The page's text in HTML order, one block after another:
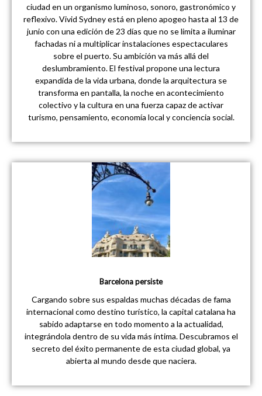
ciudad en un organismo luminoso, sonoro, gastronómico y
reflexivo. Vivid Sydney está en pleno apogeo hasta al 13 de
junio con una edición de 23 días que no se limita a iluminar
fachadas ni a multiplicar instalaciones espectaculares
sobre el puerto. Su ambición va más allá del
deslumbramiento. El festival propone una lectura
expandida de la vida urbana, donde la arquitectura se
transforma en pantalla, la noche en acontecimiento
colectivo y la cultura en una fuerza capaz de activar
turismo, pensamiento, economía local y conciencia social.
Barcelona persiste
Cargando sobre sus espaldas muchas décadas de fama
internacional como destino turístico, la capital catalana ha
sabido adaptarse en todo momento a la actualidad,
integrándola dentro de su vida más íntima. Descubramos el
secreto del éxito permanente de esta ciudad global, ya
abierta al mundo desde que naciera.